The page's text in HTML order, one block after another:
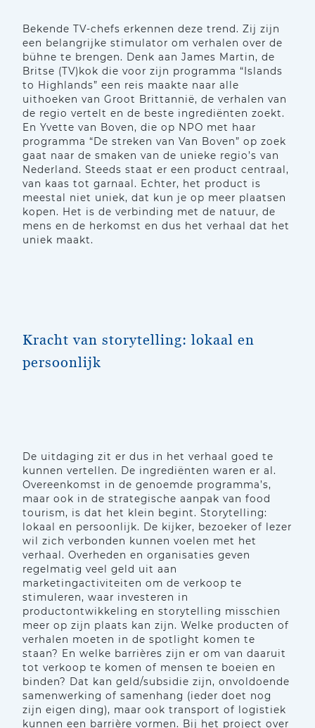
Bekende TV-chefs erkennen deze trend. Zij zijn
een belangrijke stimulator om verhalen over de
bühne te brengen. Denk aan James Martin, de
Britse (TV)kok die voor zijn programma “Islands
to Highlands” een reis maakte naar alle
uithoeken van Groot Brittannië, de verhalen van
de regio vertelt en de beste ingrediënten zoekt.
En Yvette van Boven, die op NPO met haar
programma “De streken van Van Boven” op zoek
gaat naar de smaken van de unieke regio’s van
Nederland. Steeds staat er een product centraal,
van kaas tot garnaal. Echter, het product is
meestal niet uniek, dat kun je op meer plaatsen
kopen. Het is de verbinding met de natuur, de
mens en de herkomst en dus het verhaal dat het
uniek maakt.
Kracht van storytelling: lokaal en
persoonlijk
De uitdaging zit er dus in het verhaal goed te
kunnen vertellen. De ingrediënten waren er al.
Overeenkomst in de genoemde programma’s,
maar ook in de strategische aanpak van food
tourism, is dat het klein begint. Storytelling:
lokaal en persoonlijk. De kijker, bezoeker of lezer
wil zich verbonden kunnen voelen met het
verhaal. Overheden en organisaties geven
regelmatig veel geld uit aan
marketingactiviteiten om de verkoop te
stimuleren, waar investeren in
productontwikkeling en storytelling misschien
meer op zijn plaats kan zijn. Welke producten of
verhalen moeten in de spotlight komen te
staan? En welke barrières zijn er om van daaruit
tot verkoop te komen of mensen te boeien en
binden? Dat kan geld/subsidie zijn, onvoldoende
samenwerking of samenhang (ieder doet nog
zijn eigen ding), maar ook transport of logistiek
kunnen een barrière vormen. Bij het project over